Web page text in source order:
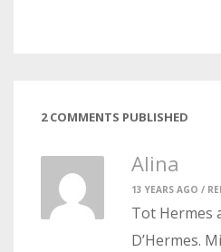
2 COMMENTS PUBLISHED
Alina
13 YEARS AGO /
Tot Hermes
D’Hermes.